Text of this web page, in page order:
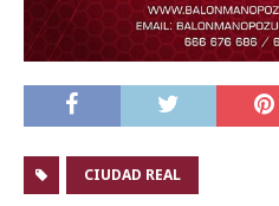
CIUDAD REAL